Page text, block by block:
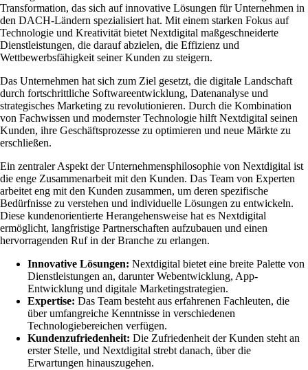
Transformation, das sich auf innovative Lösungen für Unternehmen in
den DACH-Ländern spezialisiert hat. Mit einem starken Fokus auf
Technologie und Kreativität bietet Nextdigital maßgeschneiderte
Dienstleistungen, die darauf abzielen, die Effizienz und
Wettbewerbsfähigkeit seiner Kunden zu steigern.
Das Unternehmen hat sich zum Ziel gesetzt, die digitale Landschaft
durch fortschrittliche Softwareentwicklung, Datenanalyse und
strategisches Marketing zu revolutionieren. Durch die Kombination
von Fachwissen und modernster Technologie hilft Nextdigital seinen
Kunden, ihre Geschäftsprozesse zu optimieren und neue Märkte zu
erschließen.
Ein zentraler Aspekt der Unternehmensphilosophie von Nextdigital ist
die enge Zusammenarbeit mit den Kunden. Das Team von Experten
arbeitet eng mit den Kunden zusammen, um deren spezifische
Bedürfnisse zu verstehen und individuelle Lösungen zu entwickeln.
Diese kundenorientierte Herangehensweise hat es Nextdigital
ermöglicht, langfristige Partnerschaften aufzubauen und einen
hervorragenden Ruf in der Branche zu erlangen.
Innovative Lösungen: Nextdigital bietet eine breite Palette von
Dienstleistungen an, darunter Webentwicklung, App-
Entwicklung und digitale Marketingstrategien.
Expertise: Das Team besteht aus erfahrenen Fachleuten, die
über umfangreiche Kenntnisse in verschiedenen
Technologiebereichen verfügen.
Kundenzufriedenheit: Die Zufriedenheit der Kunden steht an
erster Stelle, und Nextdigital strebt danach, über die
Erwartungen hinauszugehen.